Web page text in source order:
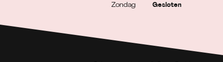
Zondag
Gesloten